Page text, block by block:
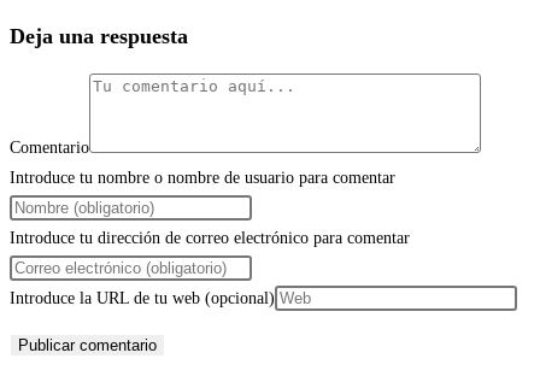
Deja una respuesta
Comentario
Introduce tu nombre o nombre de usuario para comentar
Introduce tu dirección de correo electrónico para comentar
Introduce la URL de tu web (opcional)